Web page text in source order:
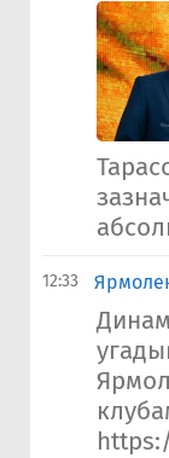
12:33